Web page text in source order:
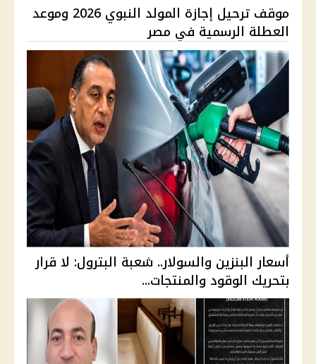
موقف ترحيل إجازة المولد النبوي 2026 وموعد
العطلة الرسمية في مصر
أسعار البنزين والسولار.. شعبة البترول: لا قرار
بتحريك الوقود والمنتجات...